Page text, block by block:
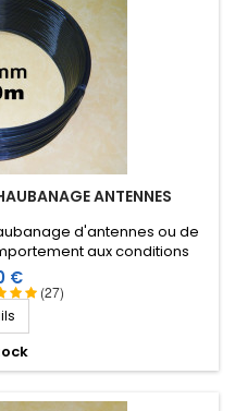
ANTENNES
(27)
d'antennes ou de
aux conditions
à la rupture élevée,
de plus de 25 ans !
€